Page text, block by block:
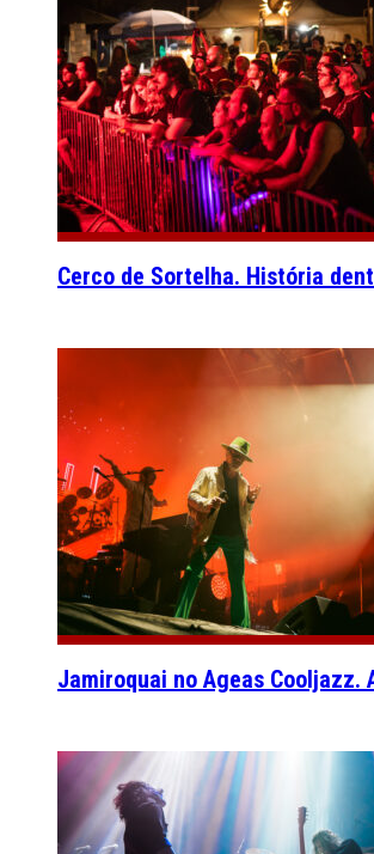
Cerco de Sortelha. História
Jamiroquai no Ageas